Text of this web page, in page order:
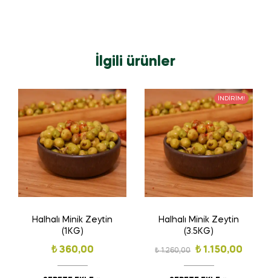
İlgili ürünler
Halhalı Minik Zeytin
(1KG)
₺360,00
İNDIRIM!
Halhalı Minik Zeytin
(3.5KG)
₺1.260,00 ₺1.150,00